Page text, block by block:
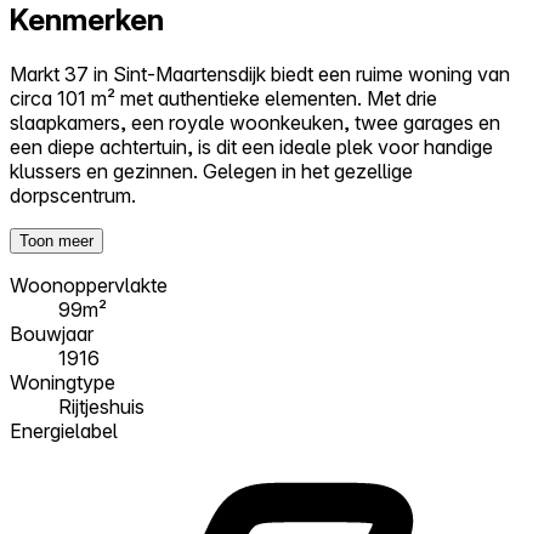
Kenmerken
Markt 37 in Sint-Maartensdijk biedt een ruime woning van
circa 101 m² met authentieke elementen. Met drie
slaapkamers, een royale woonkeuken, twee garages en
een diepe achtertuin, is dit een ideale plek voor handige
klussers en gezinnen. Gelegen in het gezellige
dorpscentrum.
Toon meer
Woonoppervlakte
99m²
Bouwjaar
1916
Woningtype
Rijtjeshuis
Energielabel